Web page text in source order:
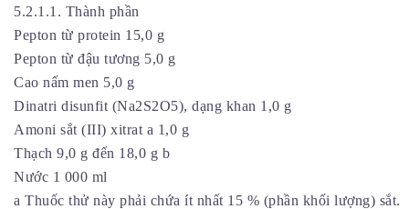
5.2.1.1. Thành phần
Pepton từ protein 15,0 g
Pepton từ đậu tương 5,0 g
Cao nấm men 5,0 g
Dinatri disunfit (Na2S2O5), dạng khan 1,0 g
Amoni sắt (III) xitrat a 1,0 g
Thạch 9,0 g đến 18,0 g b
Nước 1 000 ml
a Thuốc thử này phải chứa ít nhất 15 % (phần khối lượng) sắt.